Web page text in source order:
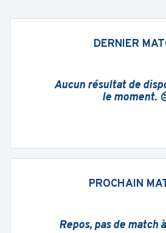
DERNIER
Aucun résultat de
le moment.
PROCHAIN
Repos, pas de match